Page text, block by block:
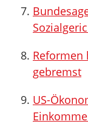
gebremst
US-